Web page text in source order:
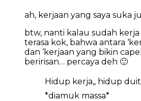
ah, kerjaan yang saya suka
btw, nanti kalau sudah
terasa kok, bahwa antara
dan ‘kerjaan yang bikin
beririsan… percaya deh 🙂
Hidup kerja,, hidup
*diamuk massa*